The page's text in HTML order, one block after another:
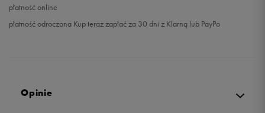
płatność online
płatność odroczona Kup teraz zapłać za 30 dni z Klarną lub PayPo
Opinie